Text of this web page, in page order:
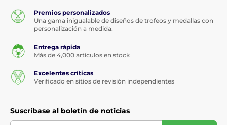
Premios personalizados
Una gama inigualable de diseños de trofeos y medallas con
personalización a medida.
Entrega rápida
Más de 4,000 artículos en stock
Excelentes críticas
Verificado en sitios de revisión independientes
Suscríbase al boletín de noticias